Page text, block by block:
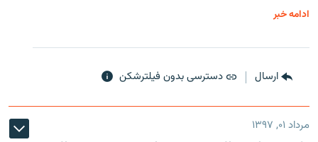
ادامه خبر
ارسال دسترسی بدون فیلترشکن
مرداد ۰۱, ۱۳۹۷